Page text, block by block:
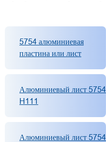
5754 алюминиевая
пластина или лист
Алюминиевый лист 5754
H111
Алюминиевый лист 5754